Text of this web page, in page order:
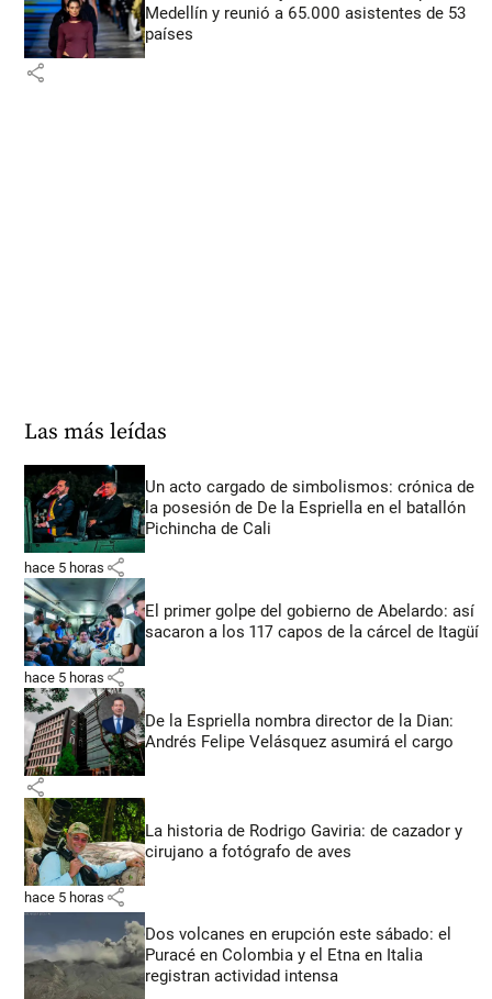
Medellín y reunió a 65.000 asistentes de 53
países
share
Las más leídas
Un acto cargado de simbolismos: crónica de
la posesión de De la Espriella en el batallón
Pichincha de Cali
hace 5 horas share
El primer golpe del gobierno de Abelardo: así
sacaron a los 117 capos de la cárcel de Itagüí
hace 5 horas share
De la Espriella nombra director de la Dian:
Andrés Felipe Velásquez asumirá el cargo
share
La historia de Rodrigo Gaviria: de cazador y
cirujano a fotógrafo de aves
hace 5 horas share
Dos volcanes en erupción este sábado: el
Puracé en Colombia y el Etna en Italia
registran actividad intensa